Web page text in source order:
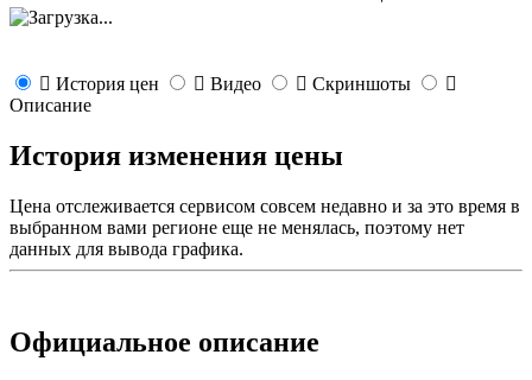
История цен Видео
Скриншоты
Описание
История изменения цены
Цена отслеживается сервисом совсем недавно и за это время в
выбранном вами регионе еще не менялась, поэтому нет
данных для вывода графика.
Официальное описание